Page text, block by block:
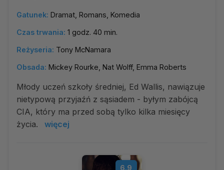
Gatunek: Dramat, Romans, Komedia
Czas trwania: 1 godz. 40 min.
Reżyseria: Tony McNamara
Obsada: Mickey Rourke, Nat Wolff, Emma Roberts
Młody uczeń szkoły średniej, Ed Wallis, nawiązuje
nietypową przyjaźń z sąsiadem - byłym zabójcą
CIA, który ma przed sobą tylko kilka miesięcy
życia.
więcej
6.9